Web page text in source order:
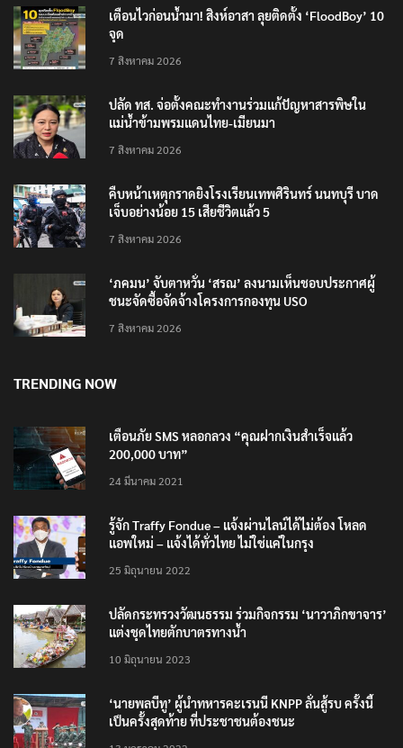
เตือนไวก่อนน้ำมา! สิงห์อาสา ลุยติดตั้ง ‘FloodBoy’ 10
จุด
7 สิงหาคม 2026
ปลัด ทส. จ่อตั้งคณะทำงานร่วมแก้ปัญหาสารพิษใน
แม่น้ำข้ามพรมแดนไทย-เมียนมา
7 สิงหาคม 2026
คืบหน้าเหตุกราดยิงโรงเรียนเทพศิรินทร์ นนทบุรี บาด
เจ็บอย่างน้อย 15 เสียชีวิตแล้ว 5
7 สิงหาคม 2026
‘ภคมน’ จับตาหวั่น ‘สรณ’ ลงนามเห็นชอบประกาศผู้
ชนะจัดซื้อจัดจ้างโครงการกองทุน USO
7 สิงหาคม 2026
TRENDING NOW
เตือนภัย SMS หลอกลวง “คุณฝากเงินสำเร็จแล้ว
200,000 บาท”
24 มีนาคม 2021
รู้จัก Traffy Fondue – แจ้งผ่านไลน์ได้ไม่ต้อง โหลด
แอพใหม่ – แจ้งได้ทั่วไทย ไม่ใช่แค่ในกรุง
25 มิถุนายน 2022
ปลัดกระทรวงวัฒนธรรม ร่วมกิจกรรม ‘นาวาภิกขาจาร’
แต่งชุดไทยตักบาตรทางน้ำ
10 มิถุนายน 2023
‘นายพลบีทู’ ผู้นำทหารคะเรนนี KNPP ลั่นสู้รบ ครั้งนี้
เป็นครั้งสุดท้าย ที่ประชาชนต้องชนะ